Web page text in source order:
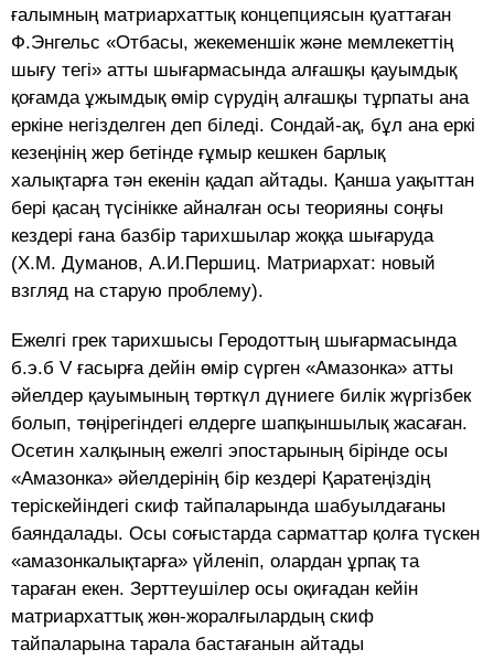
ғалымның матриархаттық концепциясын қуаттаған
Ф.Энгельс «Отбасы, жекеменшік және мемлекеттің
шығу тегі» атты шығармасында алғашқы қауымдық
қоғамда ұжымдық өмір сүрудің алғашқы тұрпаты ана
еркіне негізделген деп біледі. Сондай-ақ, бұл ана еркі
кезеңінің жер бетінде ғұмыр кешкен барлық
халықтарға тән екенін қадап айтады. Қанша уақыттан
бері қасаң түсінікке айналған осы теорияны соңғы
кездері ғана базбір тарихшылар жоққа шығаруда
(X.М. Думанов, А.И.Першиц. Матриархат: новый
взгляд на старую проблему).
Ежелгі грек тарихшысы Геродоттың шығармасында
б.э.б V ғасырға дейін өмір сүрген «Амазонка» атты
әйелдер қауымының төрткүл дүниеге билік жүргізбек
болып, төңірегіндегі елдерге шапқыншылық жасаған.
Осетин халқының ежелгі эпостарының бірінде осы
«Амазонка» әйелдерінің бір кездері Қаратеңіздің
теріскейіндегі скиф тайпаларында шабуылдағаны
баяндалады. Осы соғыстарда сарматтар қолға түскен
«амазонкалықтарға» үйленіп, олардан ұрпақ та
тараған екен. Зерттеушілер осы оқиғадан кейін
матриархаттық жөн-жоралғылардың скиф
тайпаларына тарала бастағанын айтады